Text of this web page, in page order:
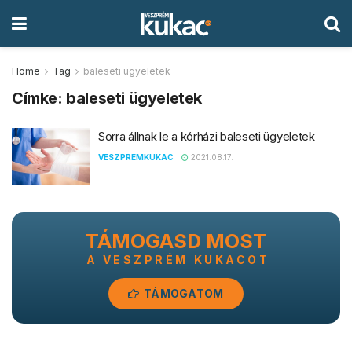
Home Tag baleseti ügyeletek
Címke: baleseti ügyeletek
Sorra állnak le a kórházi baleseti ügyeletek
VESZPREMKUKAC 2021.08.17.
TÁMOGASD MOST
A VESZPRÉM KUKACOT
TÁMOGATOM